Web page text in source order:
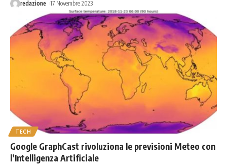
redazione 17 Novembre 2023
TECH
Google GraphCast rivoluziona le previsioni Meteo con
l’Intelligenza Artificiale